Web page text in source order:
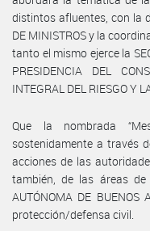
distintos afluentes, con la
DE MINISTROS y la
tanto el mismo ejerce la
PRESIDENCIA DEL
INTEGRAL DEL RIESGO Y
Que la nombrada
sostenidamente a través
acciones de las
también, de las áreas
AUTÓNOMA DE
protección/defensa civil.